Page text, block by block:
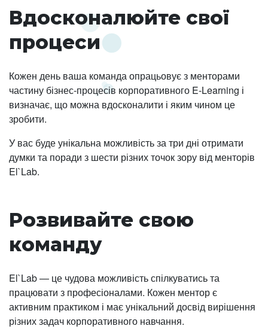
Вдосконалюйте свої
процеси
Кожен день ваша команда опрацьовує з менторами
частину бізнес-процесів корпоративного E-Learning і
визначає, що можна вдосконалити і яким чином це
зробити.
У вас буде унікальна можливість за три дні отримати
думки та поради з шести різних точок зору від менторів
El`Lab.
Розвивайте свою
команду
El`Lab — це чудова можливість спілкуватись та
працювати з професіоналами. Кожен ментор є
активним практиком і має унікальний досвід вирішення
різних задач корпоративного навчання.